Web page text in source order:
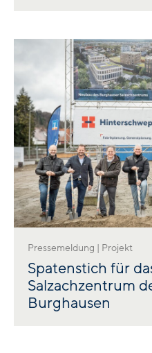
Pressemeldung | Projekt
Spatenstich für
Salzachzentrum
Burghausen